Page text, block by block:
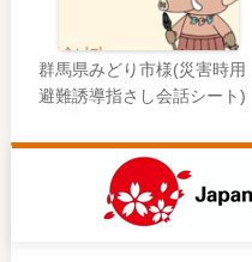
群馬県みどり市様(災害時用
避難誘導指さし会話シート)